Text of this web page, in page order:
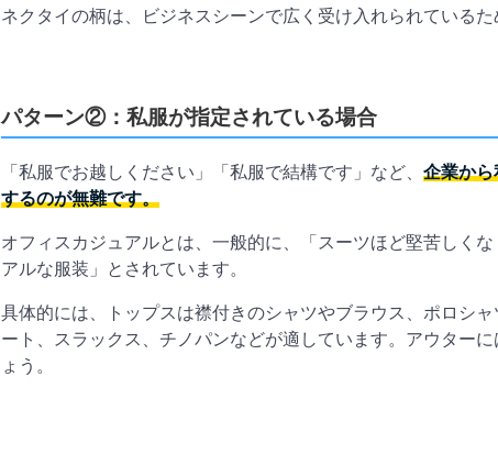
ネクタイの柄は、ビジネスシーンで広く受け入れられている
パターン②：私服が指定されている場合
「私服でお越しください」「私服で結構です」など、 企業から
するのが無難です。
オフィスカジュアルとは、一般的に、「スーツほど堅苦しく
アルな服装」とされています。
具体的には、トップスは襟付きのシャツやブラウス、ポロシ
ート、スラックス、チノパンなどが適しています。アウター
ょう。